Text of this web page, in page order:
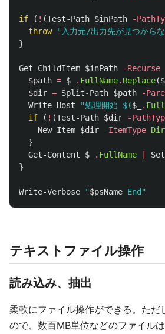
if ( ! (Test-Path $inPath -
throw
"入力元/出力先が見つから
}
Get-ChildItem $inPath -Recurse
$path = $_ . FullName. Replace(
$dir = Split-Path $path
-
Write-Host
"処理開始 $($_ .
if
( ! (Test-Path $dir -
New-Item $dir -ItemType
}
Get-Content
$_ . FullName
}
Write-Verbose "$psName End"
テキストファイル操作
読み込み、抽出
柔軟にファイル操作ができる。ただ
ので、数百MB単位などのファイルは